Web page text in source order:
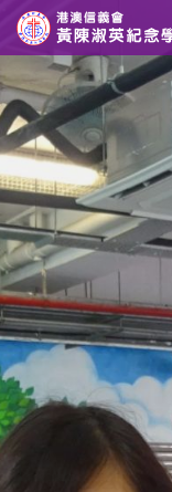
Skip to content